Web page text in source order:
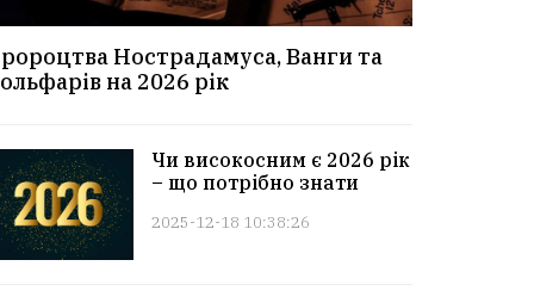
Нострадамуса, Ванги та
на 2026 рік
Чи високосним є 2026 рік
– що потрібно знати
2025-12-18 10:38:26